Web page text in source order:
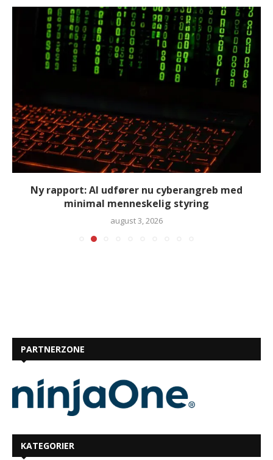
Ny rapport: AI udfører nu cyberangreb med
minimal menneskelig styring
august 3, 2026
PARTNERZONE
KATEGORIER